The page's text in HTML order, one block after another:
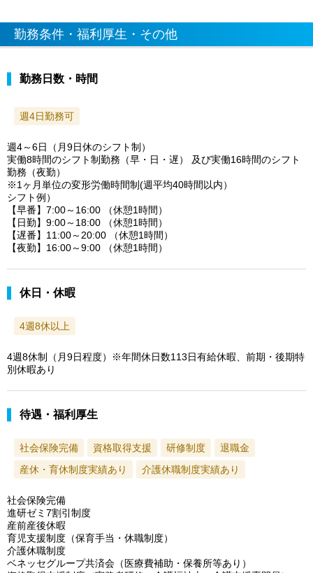
勤務条件・福利厚生・その他
勤務日数・時間
週4日勤務可
週4～6日（月9日休のシフト制）
実働8時間のシフト制勤務（早・日・遅） 及び実働16時間のシフト
勤務（夜勤）
※1ヶ月単位の変形労働時間制(週平均40時間以内）
シフト例）
【早番】7:00～16:00 （休憩1時間）
【日勤】9:00～18:00 （休憩1時間）
【遅番】11:00～20:00 （休憩1時間）
【夜勤】16:00～9:00 （休憩1時間）
休日・休暇
4週8休以上
4週8休制（月9日程度）※年間休日数113日有給休暇、前期・後期特
別休暇あり
待遇・福利厚生
社会保険完備 資格取得支援 研修制度
退職金
産休・育休制度実績あり
介護休職制度実績あり
社会保険完備
進研ゼミ7割引制度
産前産後休暇
育児支援制度（保育手当・休職制度）
介護休職制度
ベネッセグループ共済会（医療費補助・保養所等あり）